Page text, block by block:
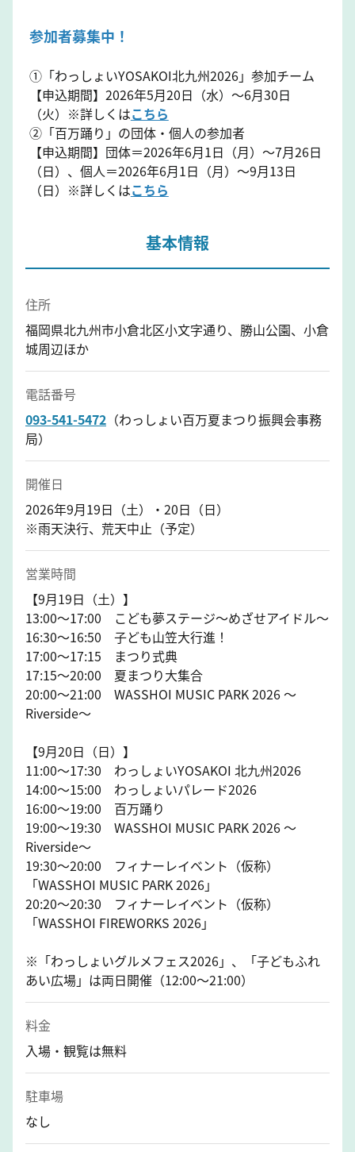
参加者募集中！
①「わっしょいYOSAKOI北九州2026」参加チーム
【申込期間】2026年5月20日（水）～6月30日
（火）※詳しくはこちら
②「百万踊り」の団体・個人の参加者
【申込期間】団体＝2026年6月1日（月）～7月26日
（日）、個人＝2026年6月1日（月）～9月13日
（日）※詳しくはこちら
基本情報
住所
福岡県北九州市小倉北区小文字通り、勝山公園、小倉
城周辺ほか
電話番号
093-541-5472 （わっしょい百万夏まつり振興会事務
局）
開催日
2026年9月19日（土）・20日（日）
※雨天決行、荒天中止（予定）
営業時間
【9月19日（土）】
13:00～17:00 こども夢ステージ～めざせアイドル～
16:30～16:50 子ども山笠大行進！
17:00～17:15 まつり式典
17:15～20:00 夏まつり大集合
20:00～21:00 WASSHOI MUSIC PARK 2026 ～
Riverside～
【9月20日（日）】
11:00～17:30 わっしょいYOSAKOI 北九州2026
14:00～15:00 わっしょいパレード2026
16:00～19:00 百万踊り
19:00～19:30 WASSHOI MUSIC PARK 2026 ～
Riverside～
19:30～20:00 フィナーレイベント（仮称）
「WASSHOI MUSIC PARK 2026」
20:20～20:30 フィナーレイベント（仮称）
「WASSHOI FIREWORKS 2026」
※「わっしょいグルメフェス2026」、「子どもふれ
あい広場」は両日開催（12:00～21:00）
料金
入場・観覧は無料
駐車場
なし